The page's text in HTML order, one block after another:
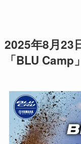
2025年8月23
「BLU Camp